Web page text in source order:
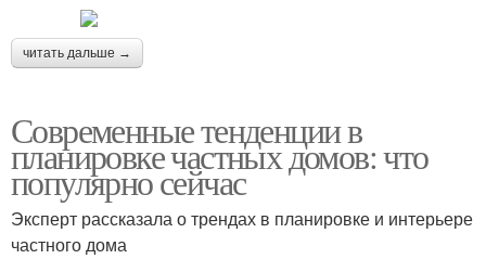
читать дальше →
Современные тенденции в
планировке частных домов: что
популярно сейчас
Эксперт рассказала о трендах в планировке и интерьере
частного дома